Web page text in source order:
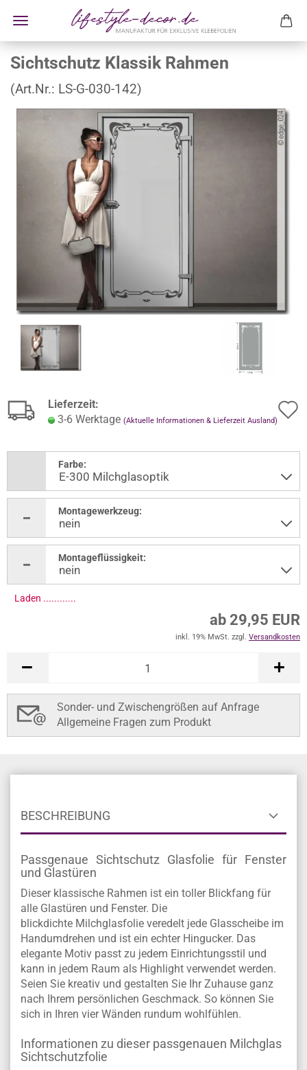
Sichtschutz Klassik Rahmen
(Art.Nr.: LS-G-030-142)
Lieferzeit:
3-6 Werktage (Aktuelle Informationen & Lieferzeit Ausland)
Farbe:
Montagewerkzeug:
Montageflüssigkeit:
Laden ..............
ab 29,95 EUR
inkl. 19% MwSt. zzgl. Versandkosten
Sonder- und Zwischengrößen auf Anfrage
Allgemeine Fragen zum Produkt
BESCHREIBUNG
Passgenaue Sichtschutz Glasfolie für Fenster
und Glastüren
Dieser klassische Rahmen ist ein toller Blickfang für
alle Glastüren und Fenster. Die
blickdichte Milchglasfolie veredelt jede Glasscheibe im
Handumdrehen und ist ein echter Hingucker. Das
elegante Motiv passt zu jedem Einrichtungsstil und
kann in jedem Raum als Highlight verwendet werden.
Seien Sie kreativ und gestalten Sie Ihr Zuhause ganz
nach Ihrem persönlichen Geschmack. So können Sie
sich in Ihren vier Wänden rundum wohlfühlen.
Informationen zu dieser passgenauen Milchglas
Sichtschutzfolie